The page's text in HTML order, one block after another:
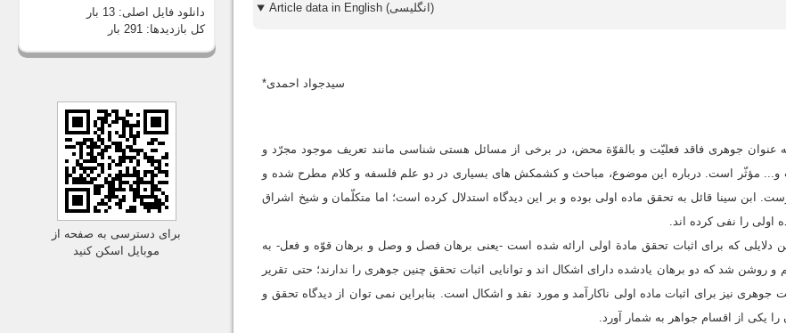
Article data in English (انگلیسی)
سیدجواد احمدی*
به عنوان جوهری فاقد فعلیّت و بالقوّة محض، در برخی از مسائل هستی شناسی مانند تعریف موجود مجرّد و
و... مؤثّر است. درباره این موضوع، مباحث و کشمکش های بسیاری در دو علم فلسفه و کلام مطرح شده و
سینا قائل به تحقق ماده اولی بوده و بر این دیدگاه استدلال کرده است؛ اما متکلّمان و شیخ اشراق
اولی را نفی کرده اند.
دلایلی که برای اثبات تحقق مادة اولی ارائه شده است -یعنی برهان فصل و وصل و برهان قوّه و فعل- به
و روشن شد که دو برهان یادشده دارای اشکال اند و توانایی اثبات تحقق چنین جوهری را ندارند؛ حتی تقریر
جوهری نیز برای اثبات ماده اولی ناکارآمد و مورد نقد و اشکال است. بنابراین نمی توان از دیدگاه تحقق و
یکی از اقسام جواهر به شمار آورد.
دانلود فایل اصلی:13 بار
کل بازدیدها:291 بار
برای دسترسی به صفحه از
موبایل اسکن کنید